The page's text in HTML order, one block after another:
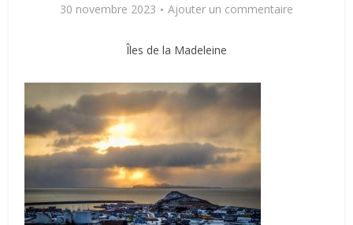
30 novembre 2023 Ajouter un commentaire
Îles de la Madeleine